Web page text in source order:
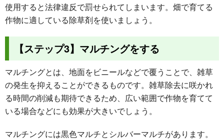
使用すると法律違反で罰せられてしまいます。畑で育てる
作物に適している除草剤を使いましょう。
【ステップ3】マルチングをする
マルチングとは、地面をビニールなどで覆うことで、雑草
の発生を抑えることができるものです。雑草除去に咲かれ
る時間の削減も期待できるため、広い範囲で作物を育てて
いる場合などにも効果が大きいでしょう。
マルチングには黒色マルチとシルバーマルチがあります。